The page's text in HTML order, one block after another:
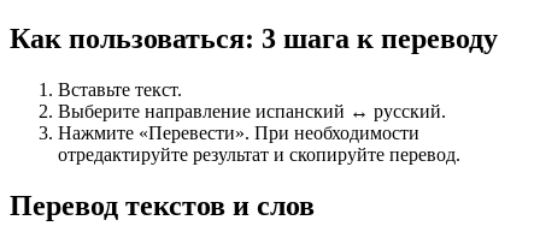
Как пользоваться: 3 шага к переводу
Вставьте текст.
Выберите направление испанский ↔ русский.
Нажмите «Перевести». При необходимости
отредактируйте результат и скопируйте перевод.
Перевод текстов и слов